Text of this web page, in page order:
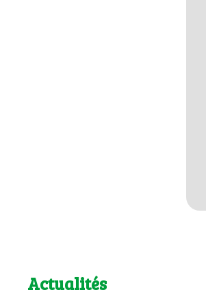
Actualités